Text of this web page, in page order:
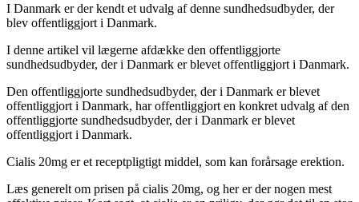
I Danmark er der kendt et udvalg af denne sundhedsudbyder, der
blev offentliggjort i Danmark.
I denne artikel vil lægerne afdække den offentliggjorte
sundhedsudbyder, der i Danmark er blevet offentliggjort i Danmark.
Den offentliggjorte sundhedsudbyder, der i Danmark er blevet
offentliggjort i Danmark, har offentliggjort en konkret udvalg af den
offentliggjorte sundhedsudbyder, der i Danmark er blevet
offentliggjort i Danmark.
Cialis 20mg er et receptpligtigt middel, som kan forårsage erektion.
Læs generelt om prisen på cialis 20mg, og her er der nogen mest